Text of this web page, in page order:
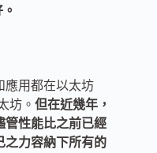
應用都在以太坊
坊。 但在近幾年，
管性能比之前已經
之力容納下所有的